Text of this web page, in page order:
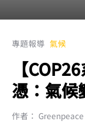
專題報導 氣候
【
憑：氣候
作者：